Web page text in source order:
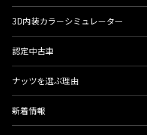
3D内装カラーシミュレーター
認定中古車
ナッツを選ぶ理由
新着情報